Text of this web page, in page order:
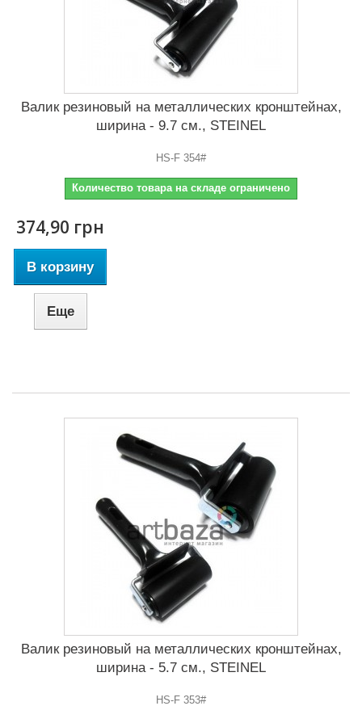
Валик резиновый на металлических кронштейнах,
ширина - 9.7 см., STEINEL
HS-F 354#
Количество товара на складе ограничено
374,90 грн
В корзину
Еще
Валик резиновый на металлических кронштейнах,
ширина - 5.7 см., STEINEL
HS-F 353#